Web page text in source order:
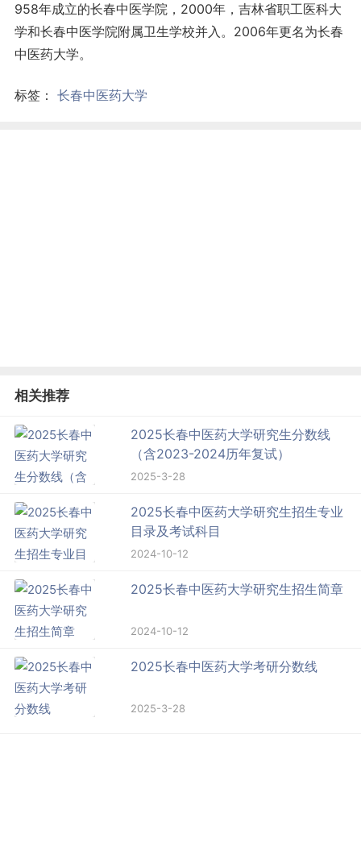
958年成立的长春中医学院，2000年，吉林省职工医科大
学和长春中医学院附属卫生学校并入。2006年更名为长春
中医药大学。
标签： 长春中医药大学
相关推荐
2025长春中医药大学研究生分数线
（含2023-2024历年复试）
2025-3-28
2025长春中医药大学研究生招生专业
目录及考试科目
2024-10-12
2025长春中医药大学研究生招生简章
2024-10-12
2025长春中医药大学考研分数线
2025-3-28